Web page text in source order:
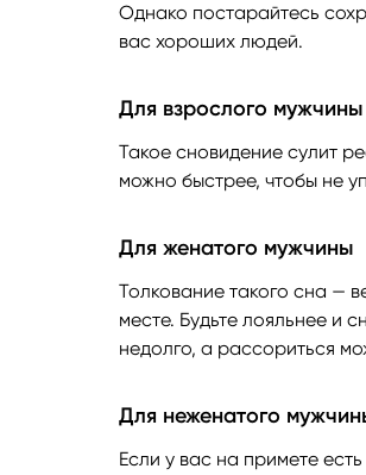
Однако постарайтесь
вас хороших людей.
Для взрослого мужчины
Такое сновидение сулит
можно быстрее, чтобы не
Для женатого мужчины
Толкование такого сна —
месте. Будьте лояльнее и
недолго, а рассориться
Для неженатого
Если у вас на примете